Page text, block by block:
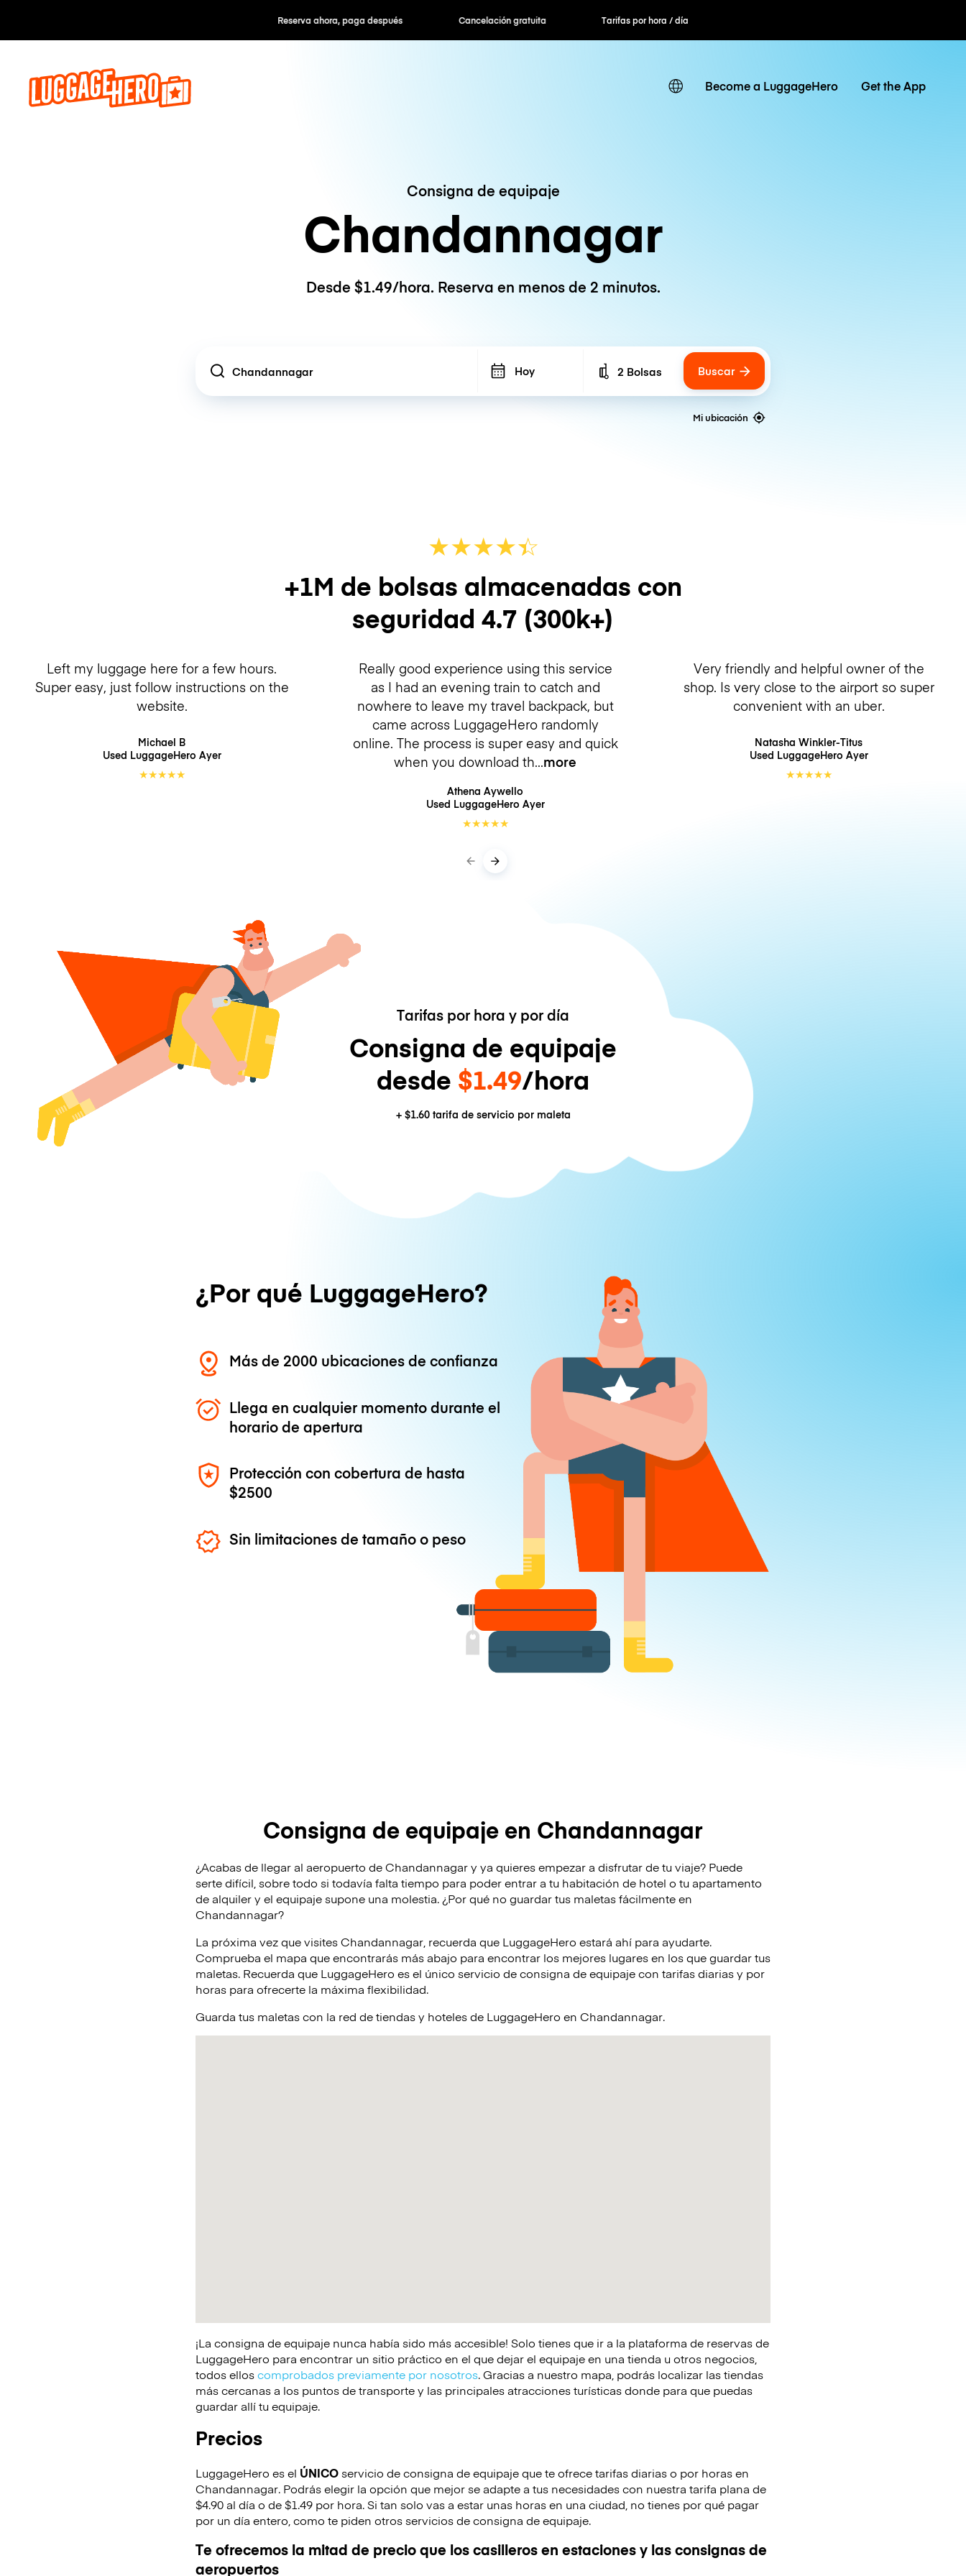
Reserva ahora, paga después Cancelación gratuita Tarifas por hora / día
Become a LuggageHero Get the App
Consigna de equipaje
Chandannagar
Desde $1.49/hora. Reserva en menos de 2 minutos.
Location Hoy Number of bags
2 Bolsas Buscar
Mi ubicación
★★★★☆
★
+1M de bolsas almacenadas con
seguridad 4.7 (300k+)
Left my luggage here for a few hours.
Super easy, just follow instructions on the
website.
Michael B
Used LuggageHero Ayer
★★★★★
Really good experience using this service
as I had an evening train to catch and
nowhere to leave my travel backpack, but
came across LuggageHero randomly
online. The process is super easy and quick
when you download th more
Athena Aywello
Used LuggageHero Ayer
★★★★★
Very friendly and helpful owner of the
shop. Is very close to the airport so super
convenient with an uber.
Natasha Winkler-Titus
Used LuggageHero Ayer
★★★★★
Tarifas por hora y por día
Consigna de equipaje
desde $1.49/hora
+ $1.60tarifa de servicio por maleta
¿Por qué LuggageHero?
Más de 2000 ubicaciones de confianza
Llega en cualquier momento durante el
horario de apertura
Protección con cobertura de hasta
$2500
Sin limitaciones de tamaño o peso
Consigna de equipaje en Chandannagar
¿Acabas de llegar al aeropuerto de Chandannagar y ya quieres empezar a disfrutar de tu viaje? Puede
serte difícil, sobre todo si todavía falta tiempo para poder entrar a tu habitación de hotel o tu apartamento
de alquiler y el equipaje supone una molestia. ¿Por qué no guardar tus maletas fácilmente en
Chandannagar?
La próxima vez que visites Chandannagar, recuerda que LuggageHero estará ahí para ayudarte.
Comprueba el mapa que encontrarás más abajo para encontrar los mejores lugares en los que guardar tus
maletas. Recuerda que LuggageHero es el único servicio de consigna de equipaje con tarifas diarias y por
horas para ofrecerte la máxima flexibilidad.
Guarda tus maletas con la red de tiendas y hoteles de LuggageHero en Chandannagar.
¡La consigna de equipaje nunca había sido más accesible! Solo tienes que ir a la plataforma de reservas de
LuggageHero para encontrar un sitio práctico en el que dejar el equipaje en una tienda u otros negocios,
todos elloscomprobados previamente por nosotros. Gracias a nuestro mapa, podrás localizar las tiendas
más cercanas a los puntos de transporte y las principales atracciones turísticas donde para que puedas
guardar allí tu equipaje.
Precios
LuggageHero es el ÚNICOservicio de consigna de equipaje que te ofrece tarifas diarias o por horas en
Chandannagar. Podrás elegir la opción que mejor se adapte a tus necesidades con nuestra tarifa plana de
$4.90 al día o de $1.49 por hora. Si tan solo vas a estar unas horas en una ciudad, no tienes por qué pagar
por un día entero, como te piden otros servicios de consigna de equipaje.
Te ofrecemos la mitad de precio que los casilleros en estaciones y las consignas de
aeropuertos